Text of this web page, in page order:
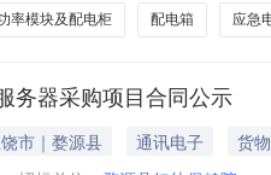
率模块及配电柜 配电箱 应急
务器采购项目合同公示
市｜婺源县 通讯电子
货物